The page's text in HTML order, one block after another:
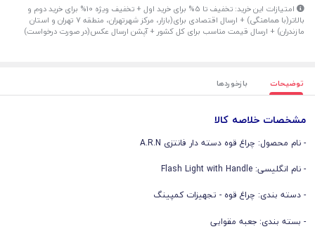
امتیازات این خرید: تخفیف تا 5% برای خرید اول + تخفیف ویژه 10% برای خرید دوم و
بالاتر(با هماهنگی) + ارسال اقتصادی برای(بازار، مرکز شهرتهران، منطقه 7 تهران و استان
مازندران) + ارسال قیمت مناسب برای کل کشور + آپشن ارسال عکس(در صورت درخواست)
توضیحات بازخوردها
مشخصات خلاصه کالا
- نام محصول: چراغ قوه دسته دار فانتزی A.R.N
- نام انگلیسی: Flash Light with Handle
- دسته بندی: چراغ قوه - تجهیزات کمپینگ
- بسته بندی: جعبه مقوایی